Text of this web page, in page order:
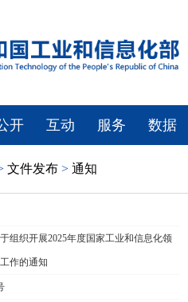
开 互动 服务 数据
文件发布 > 通知
组织开展2025年度国家工业和信息化领
作的通知